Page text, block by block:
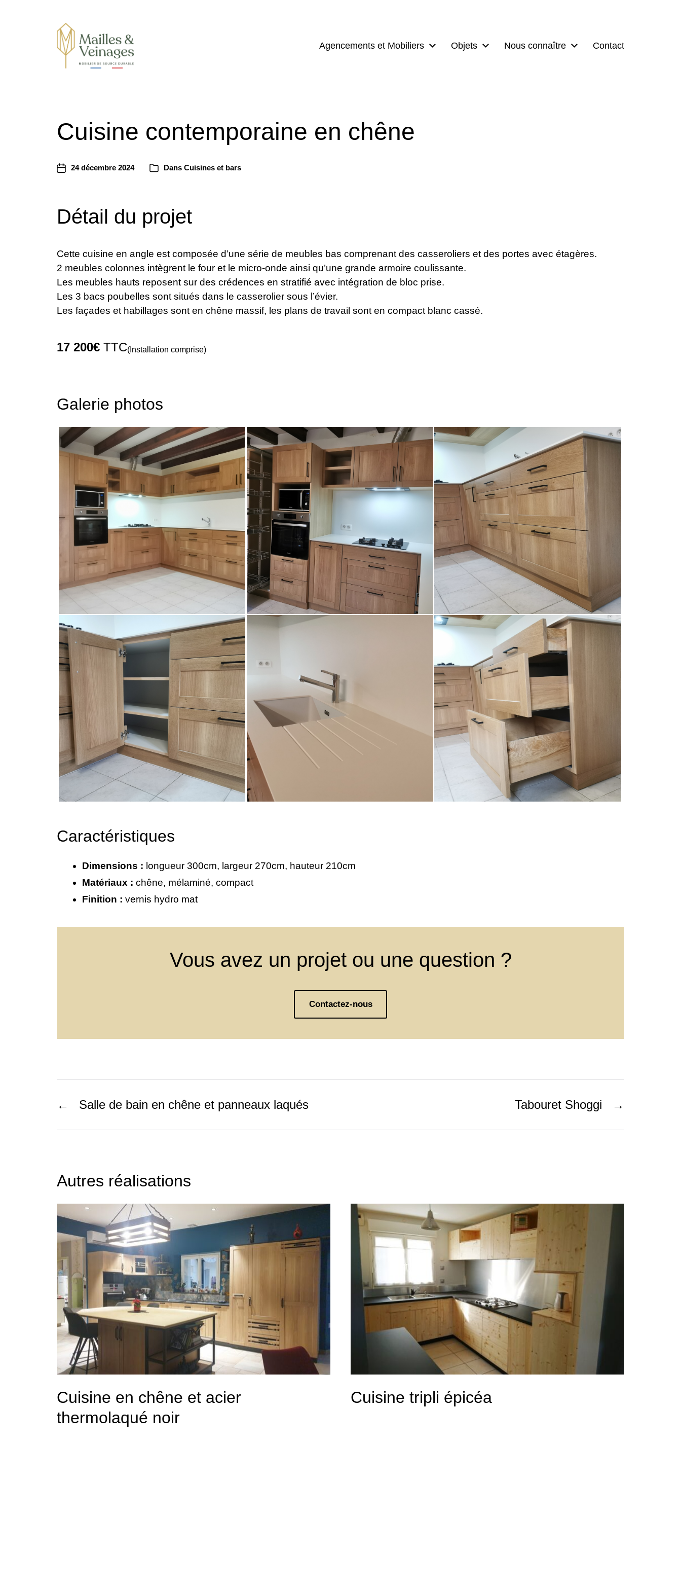
Mobilier de sources durables Agencements et Mobiliers Objets Nous connaître Contact
Cuisine contemporaine en chêne
24 décembre 2024 Dans Cuisines et bars
Détail du projet
Cette cuisine en angle est composée d’une série de meubles bas comprenant des casseroliers et des portes avec étagères.
2 meubles colonnes intègrent le four et le micro-onde ainsi qu’une grande armoire coulissante.
Les meubles hauts reposent sur des crédences en stratifié avec intégration de bloc prise.
Les 3 bacs poubelles sont situés dans le casserolier sous l’évier.
Les façades et habillages sont en chêne massif, les plans de travail sont en compact blanc cassé.
17 200€ TTC(Installation comprise)
Galerie photos
Caractéristiques
Dimensions : longueur 300cm, largeur 270cm, hauteur 210cm
Matériaux : chêne, mélaminé, compact
Finition : vernis hydro mat
Vous avez un projet ou une question ?
Contactez-nous
← Salle de bain en chêne et panneaux laqués →
Tabouret Shoggi
Autres réalisations
Cuisine en chêne et acier
thermolaqué noir
Cuisine tripli épicéa